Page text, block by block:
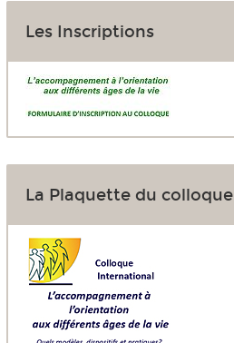
Les Inscriptions
La Plaquette du colloque